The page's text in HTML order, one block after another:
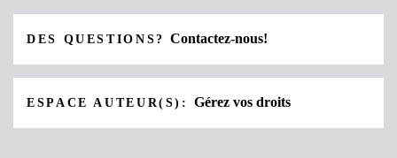
DES QUESTIONS?Contactez-nous!
ESPACE AUTEUR(S):Gérez vos droits